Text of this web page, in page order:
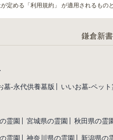
定める「利用規約」 が適用されるものと
鎌倉新
墓-永代供養墓版 いいお墓-ペット
霊園 宮城県の霊園 秋田県の霊
霊園 神奈川県の霊園 新潟県の